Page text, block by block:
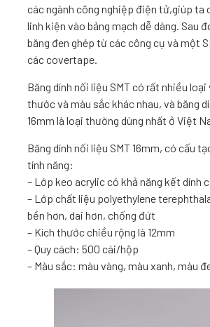
các ngành công nghiệp điện tử,giúp ta
linh kiện vào bảng mạch dễ dàng. Sau
băng đen ghép từ các công cụ và một
các covertape.
Băng dính nối liệu SMT có rất nhiều
thước và màu sắc khác nhau, và băng
16mm là loại thường dùng nhất ở Việt
Băng dính nối liệu SMT 16mm, có cấu
tính năng:
– Lớp keo acrylic có khả năng kết dính
– Lớp chất liệu polyethylene
bền hơn, dai hơn, chống đứt
– Kích thước chiều rộng là 12mm
– Quy cách: 500 cái/hộp
– Màu sắc: màu vàng, màu xanh, màu